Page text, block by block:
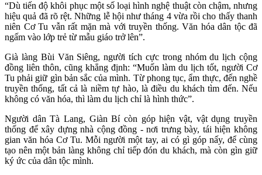
“Dù tiến độ khôi phục một số loại hình nghệ thuật còn chậm, nhưng
hiệu quả đã rõ rệt. Những lễ hội như tháng 4 vừa rồi cho thấy thanh
niên Cơ Tu vẫn rất mặn mà với truyền thống. Văn hóa dân tộc đã
ngấm vào lớp trẻ từ mẫu giáo trở lên”.
Già làng Bùi Văn Siêng, người tích cực trong nhóm du lịch cộng
đồng liên thôn, cũng khẳng định: “Muốn làm du lịch tốt, người Cơ
Tu phải giữ gìn bản sắc của mình. Từ phong tục, ẩm thực, đến nghề
truyền thống, tất cả là niềm tự hào, là điều du khách tìm đến. Nếu
không có văn hóa, thì làm du lịch chỉ là hình thức”.
Người dân Tà Lang, Giàn Bí còn góp hiện vật, vật dụng truyền
thống để xây dựng nhà cộng đồng - nơi trưng bày, tái hiện không
gian văn hóa Cơ Tu. Mỗi người một tay, ai có gì góp nấy, để cùng
tạo nên một bản làng không chỉ tiếp đón du khách, mà còn gìn giữ
ký ức của dân tộc mình.